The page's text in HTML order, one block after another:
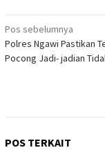
Navigasi
pos
Pos sebelumnya
Polres Ngawi Pastikan
Pocong Jadi- jadian
POS TERKAIT